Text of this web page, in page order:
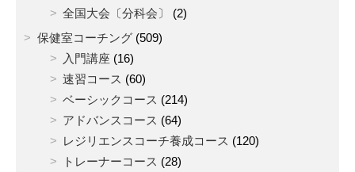
全国大会〔分科会〕
(2)
保健室コーチング(509)
入門講座 (16)
速習コース (60)
ベーシックコース (214)
アドバンスコース (64)
レジリエンスコーチ養成コース (120)
トレーナーコース (28)